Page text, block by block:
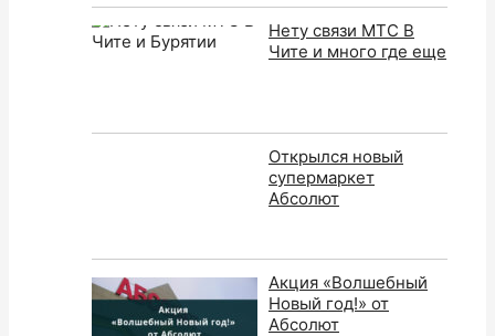
Нету связи МТС В
Чите и много где еще
Открылся новый
супермаркет
Абсолют
Акция «Волшебный
Новый год!» от
Абсолют